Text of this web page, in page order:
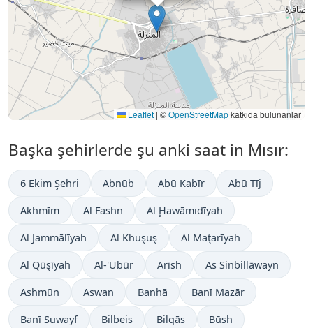
Leaflet | ©OpenStreetMapkatkıda bulunanlar
Başka şehirlerde şu anki saat in Mısır:
6 Ekim Şehri Abnūb Abū Kabīr Abū Tīj
Akhmīm Al Fashn Al Ḩawāmidīyah
Al Jammālīyah Al Khuşuş Al Maţarīyah
Al Qūşīyah Al-'Ubūr Arīsh As Sinbillāwayn
Ashmūn Aswan Banhā Banī Mazār
Banī Suwayf Bilbeis Bilqās Būsh